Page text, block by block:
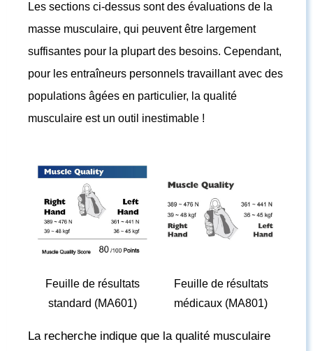
Les sections ci-dessus sont des évaluations de la
masse musculaire, qui peuvent être largement
suffisantes pour la plupart des besoins. Cependant,
pour les entraîneurs personnels travaillant avec des
populations âgées en particulier, la qualité
musculaire est un outil inestimable !
Feuille de résultats
standard (MA601)
Feuille de résultats
médicaux (MA801)
La recherche indique que la qualité musculaire